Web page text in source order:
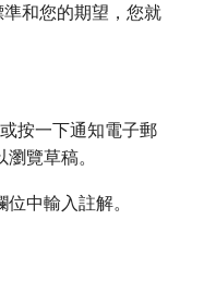
和您的期望，您就
按一下通知電子郵
瀏覽草稿。
中輸入註解。